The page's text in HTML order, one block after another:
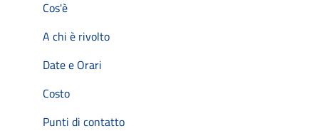
Cos'è
A chi è rivolto
Date e Orari
Costo
Punti di contatto